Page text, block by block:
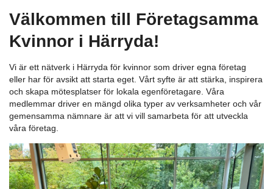
Välkommen till Företagsamma
Kvinnor i Härryda!
Vi är ett nätverk i Härryda för kvinnor som driver egna företag
eller har för avsikt att starta eget. Vårt syfte är att stärka, inspirera
och skapa mötesplatser för lokala egenföretagare. Våra
medlemmar driver en mängd olika typer av verksamheter och vår
gemensamma nämnare är att vi vill samarbeta för att utveckla
våra företag.